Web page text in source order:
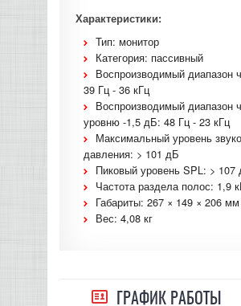
Характеристики:
Тип: монитор
Категория: пассивный
Воспроизводимый диапазон
39 Гц - 36 кГц
Воспроизводимый диапазон
уровню -1,5 дБ: 48 Гц - 23 кГц
Максимальный уровень
давления: > 101 дБ
Пиковый уровень SPL: > 107
Частота раздела полос: 1,9
Габариты: 267 × 149 × 206 мм
Вес: 4,08 кг
ГРАФИК РАБОТЫ